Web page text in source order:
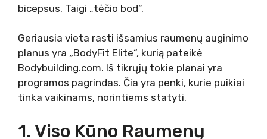
bicepsus. Taigi „tėčio bod”.
Geriausia vieta rasti išsamius raumenų auginimo
planus yra „BodyFit Elite“, kurią pateikė
Bodybuilding.com. Iš tikrųjų tokie planai yra
programos pagrindas. Čia yra penki, kurie puikiai
tinka vaikinams, norintiems statyti.
1. Viso Kūno Raumenų